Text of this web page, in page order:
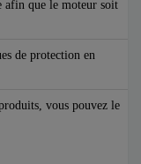
afin que le moteur soit
de protection en
vous pouvez le